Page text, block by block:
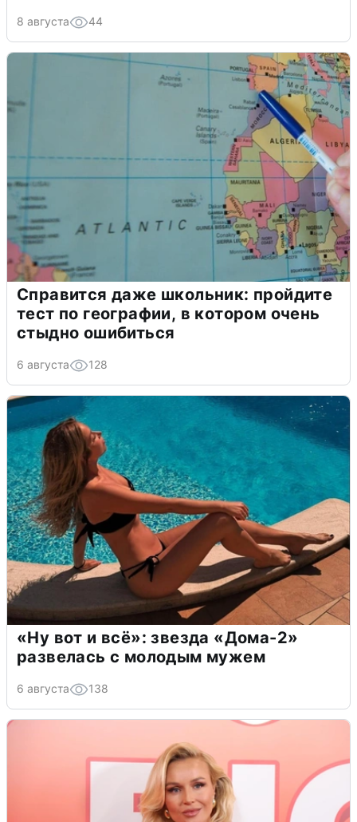
8 августа 44
Справится даже школьник: пройдите
тест по географии, в котором очень
стыдно ошибиться
6 августа 128
«Ну вот и всё»: звезда «Дома-2»
развелась с молодым мужем
6 августа 138